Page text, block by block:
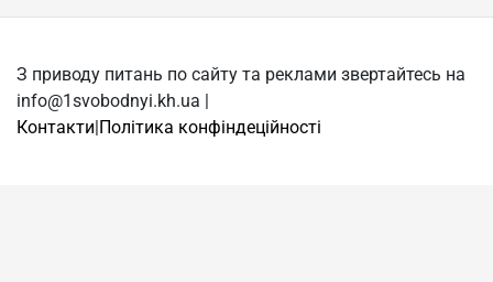
З приводу питань по сайту та реклами звертайтесь на
info@1svobodnyi.kh.ua |
Контакти Політика конфіндеційності